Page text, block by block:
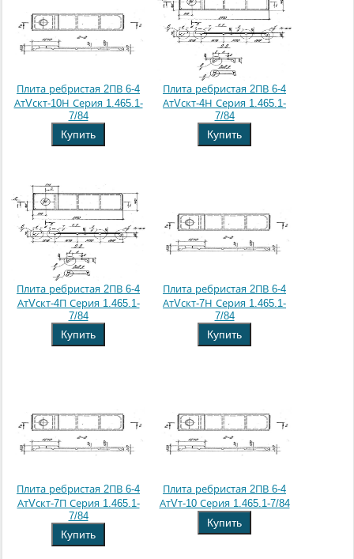
Плита ребристая 2ПВ 6-4
АтVскт-10Н Серия 1.465.1-
7/84
Купить
Плита ребристая 2ПВ 6-4
АтVскт-4Н Серия 1.465.1-
7/84
Купить
Плита ребристая 2ПВ 6-4
АтVскт-4П Серия 1.465.1-
7/84
Купить
Плита ребристая 2ПВ 6-4
АтVскт-7Н Серия 1.465.1-
7/84
Купить
Плита ребристая 2ПВ 6-4
АтVскт-7П Серия 1.465.1-
7/84
Купить
Плита ребристая 2ПВ 6-4
АтVт-10 Серия 1.465.1-7/84
Купить